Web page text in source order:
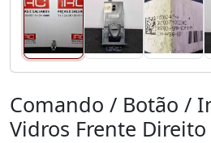
Comando / Botão /
Vidros Frente Direito